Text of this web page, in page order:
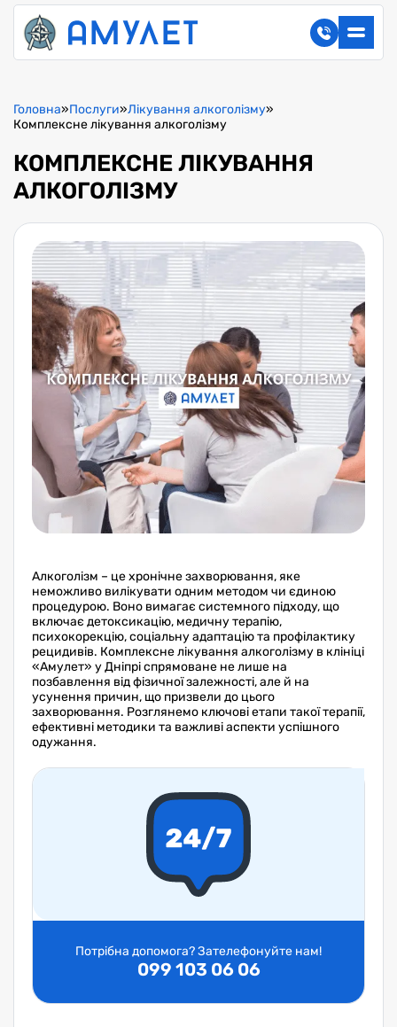
Головна»Послуги»Лікування алкоголізму»
Комплексне лікування алкоголізму
КОМПЛЕКСНЕ ЛІКУВАННЯ
АЛКОГОЛІЗМУ
Алкоголізм – це хронічне захворювання, яке
неможливо вилікувати одним методом чи єдиною
процедурою. Воно вимагає системного підходу, що
включає детоксикацію, медичну терапію,
психокорекцію, соціальну адаптацію та профілактику
рецидивів. Комплексне лікування алкоголізму в клініці
«Амулет» у Дніпрі спрямоване не лише на
позбавлення від фізичної залежності, але й на
усунення причин, що призвели до цього
захворювання. Розглянемо ключові етапи такої терапії,
ефективні методики та важливі аспекти успішного
одужання.
Потрібна допомога? Зателефонуйте нам!
099 103 06 06